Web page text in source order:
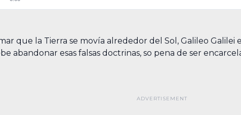
que la Tierra se movía alrededor del Sol, Galileo
abandonar esas falsas doctrinas, so pena de ser